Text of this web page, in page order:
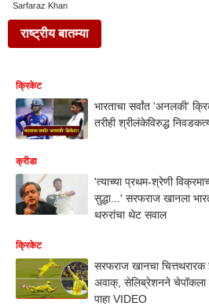
Sarfaraz Khan
राष्ट्रीय बातम्या
क्रिकेट
भारताचा सर्वांत 'अनलकी'
तरीही श्रीलंकेविरुद्ध
क्रीडा
'त्याच्या प्रथम-श्रेणी
सुद्धा...' सरफराज खानला
थरुरांचा थेट सवाल
क्रिकेट
सरफराज खानचा
अवाक्, सेलिब्रेशनने
पाहा VIDEO